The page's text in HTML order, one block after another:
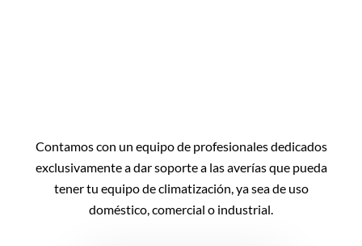
Contamos con un equipo de profesionales dedicados
exclusivamente a dar soporte a las averías que pueda
tener tu equipo de climatización, ya sea de uso
doméstico, comercial o industrial.